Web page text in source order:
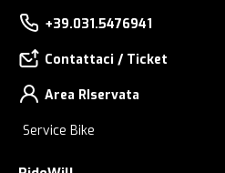
+39.031.5476941
Contattaci / Ticket
Area RIservata
Service Bike